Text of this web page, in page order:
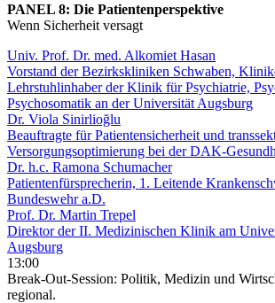
PANEL 8: Die Patientenperspektive
Wenn Sicherheit versagt
Univ. Prof. Dr. med. Alkomiet Hasan
Vorstand der Bezirkskliniken Schwaben,
Lehrstuhlinhaber der Klinik für Psychiatrie,
Psychosomatik an der Universität Augsburg
Dr. Viola Sinirlioğlu
Beauftragte für Patientensicherheit und
Versorgungsoptimierung bei der DAK-
Dr. h.c. Ramona Schumacher
Patientenfürsprecherin, 1. Leitende​
Bundeswehr a.D.
Prof. Dr. Martin Trepel
Direktor der II. Medizinischen Klinik am
Augsburg
13:00
Break-Out-Session: Politik, Medizin und
regional.